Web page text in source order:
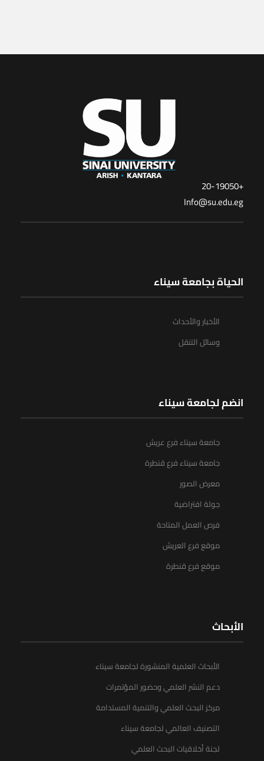
+20-19050
Info@su.edu.eg
الحياة بجامعة سيناء
الأخبار والأحداث
وسائل التنقل
انضم لجامعة سيناء
جامعة سيناء فرع عريش
جامعة سيناء فرع قنطرة
معرض الصور
جولة افتراضية
فرص العمل المتاحة
موقع فرع العريش
موقع فرع قنطرة
الأبحاث
الأبحاث العلمية المنشورة لجامعة سيناء
دعم النشر العلمي وحضور المؤتمرات
مركز البحث العلمي والتنمية المستدامة
التصنيف العالمي لجامعة سيناء
لجنة أخلاقيات البحث العلمي